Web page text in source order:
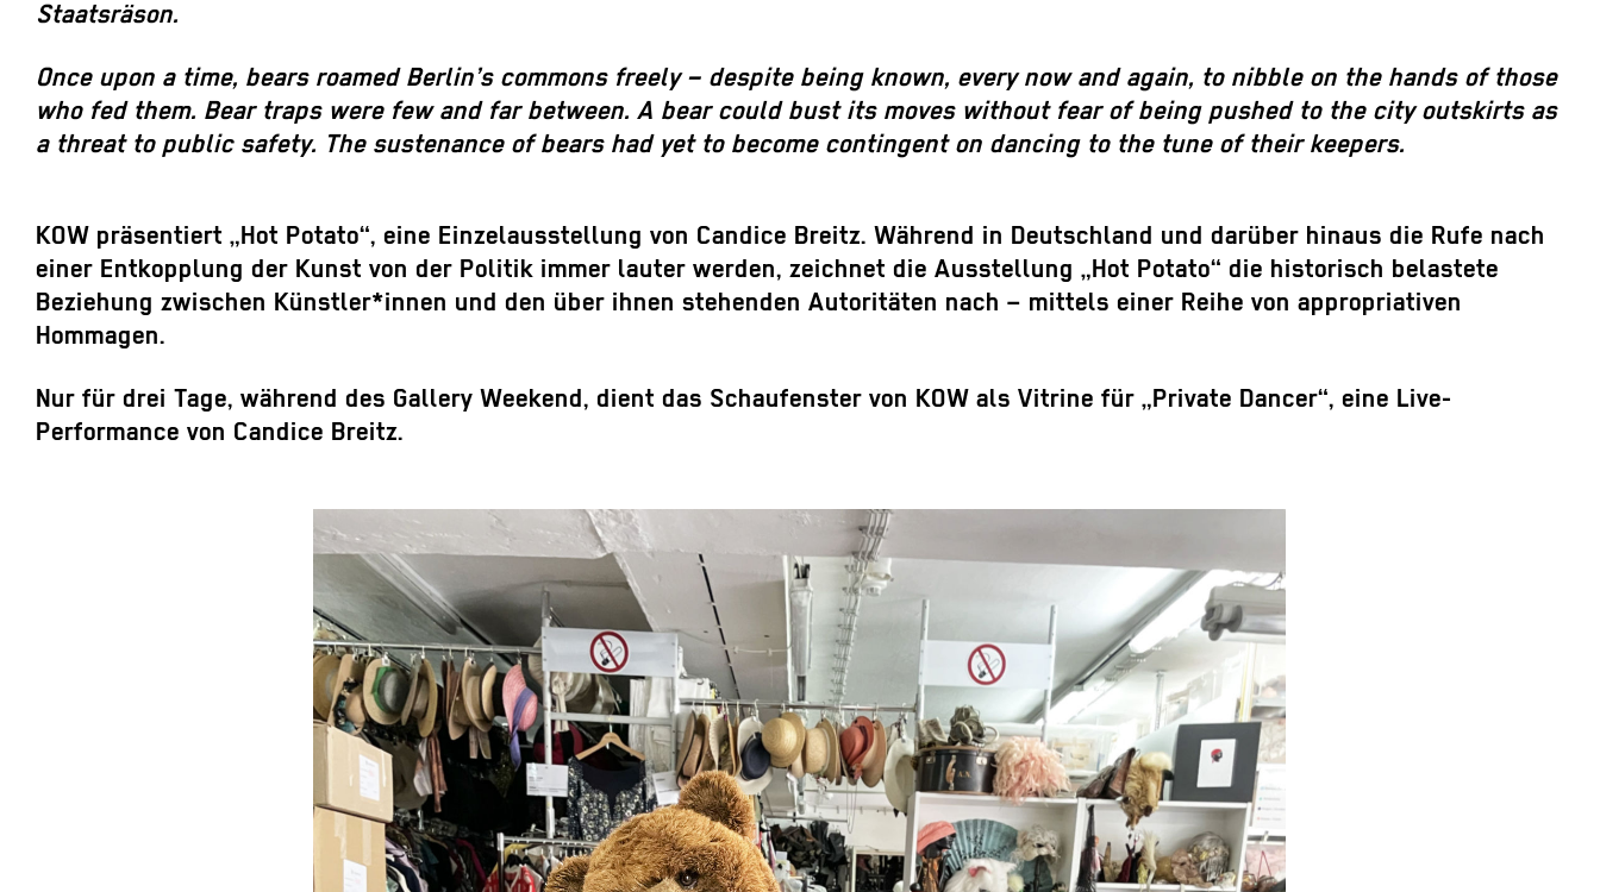
Staatsräson.
Once upon a time, bears roamed Berlin’s commons freely – despite being known, every now and again, to nibble on the hands of those
who fed them. Bear traps were few and far between. A bear could bust its moves without fear of being pushed to the city outskirts as
a threat to public safety. The sustenance of bears had yet to become contingent on dancing to the tune of their keepers.
KOW präsentiert „Hot Potato“, eine Einzelausstellung von Candice Breitz. Während in Deutschland und darüber hinaus die Rufe nach
einer Entkopplung der Kunst von der Politik immer lauter werden, zeichnet die Ausstellung „Hot Potato“ die historisch belastete
Beziehung zwischen Künstler*innen und den über ihnen stehenden Autoritäten nach – mittels einer Reihe von appropriativen
Hommagen.
Nur für drei Tage, während des Gallery Weekend, dient das Schaufenster von KOW als Vitrine für „Private Dancer“, eine Live-
Performance von Candice Breitz.